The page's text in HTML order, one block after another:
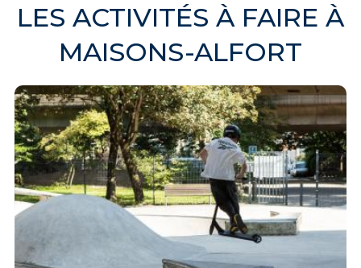
LES ACTIVITÉS À FAIRE À
MAISONS-ALFORT